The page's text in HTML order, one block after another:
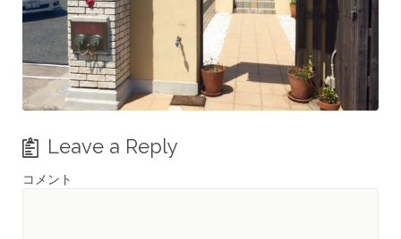
Leave a Reply
コメント